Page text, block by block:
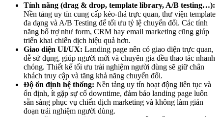
Tính năng (drag & drop, template library, A/B testing…):
Nền tảng uy tín cung cấp kéo-thả trực quan, thư viện template
đa dạng và A/B Testing để tối ưu tỷ lệ chuyển đổi. Các tính
năng bổ trợ như form, CRM hay email marketing cũng giúp
triển khai chiến dịch hiệu quả hơn.
Giao diện UI/UX: Landing page nên có giao diện trực quan,
dễ sử dụng, giúp người mới và chuyên gia đều thao tác nhanh
chóng. Thiết kế tối ưu trải nghiệm người dùng sẽ giữ chân
khách truy cập và tăng khả năng chuyển đổi.
Độ ổn định hệ thống: Nền tảng uy tín hoạt động liên tục và
ổn định, ít gặp sự cố downtime, đảm bảo landing page luôn
sẵn sàng phục vụ chiến dịch marketing và không làm gián
đoạn trải nghiệm người dùng.